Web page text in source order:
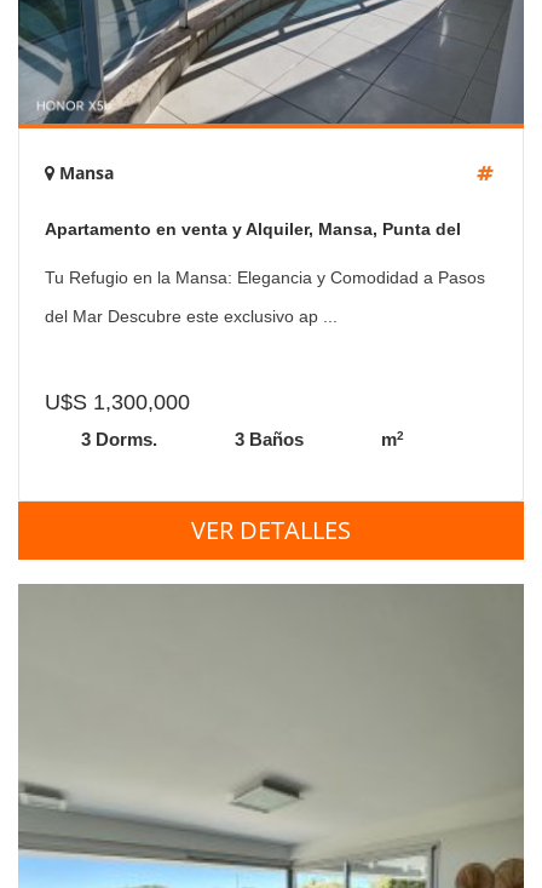
Mansa
Apartamento en venta y Alquiler, Mansa, Punta del
Este, 3 Dormitorios.
Tu Refugio en la Mansa: Elegancia y Comodidad a Pasos
del Mar Descubre este exclusivo ap ...
U$S 1,300,000
3 Dorms. 3 Baños m2
VER DETALLES